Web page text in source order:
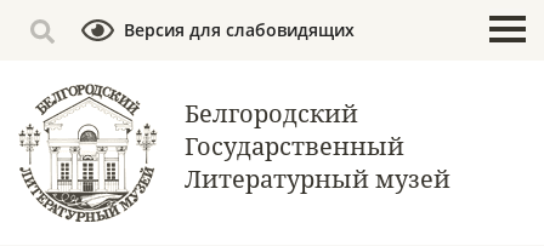
Версия для слабовидящих
Белгородский
Государственный
Литературный музей